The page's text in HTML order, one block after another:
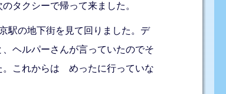
タクシーで帰って来ました。
駅の地下街を見て回りました。デ
ヘルパーさんが言っていたのでそ
。これからは めったに行っていな